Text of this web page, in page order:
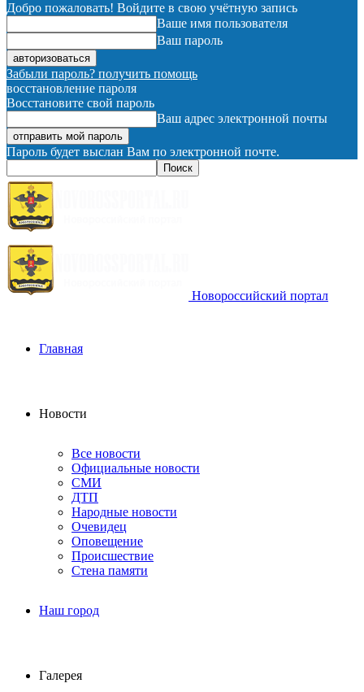
Добро пожаловать! Войдите в свою учётную запись
Ваше имя пользователя
Ваш пароль
Забыли пароль? получить помощь
восстановление пароля
Восстановите свой пароль
Ваш адрес электронной почты
Пароль будет выслан Вам по электронной почте.
Новороссийский портал
Главная
Новости
Все новости
Официальные новости
СМИ
ДТП
Народные новости
Очевидец
Оповещение
Происшествие
Стена памяти
Наш город
Галерея